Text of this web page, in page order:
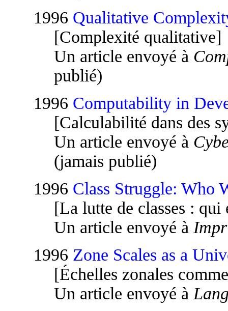
1996 Qualitative
[Complexité qualitative]
Un article envoyé à
publié)
1996 Computability in
[Calculabilité dans des
Un article envoyé à
(jamais publié)
1996 Class Struggle: Who
[La lutte de classes : qui
Un article envoyé à
1996 Zone Scales as a
[Échelles zonales
Un article envoyé à